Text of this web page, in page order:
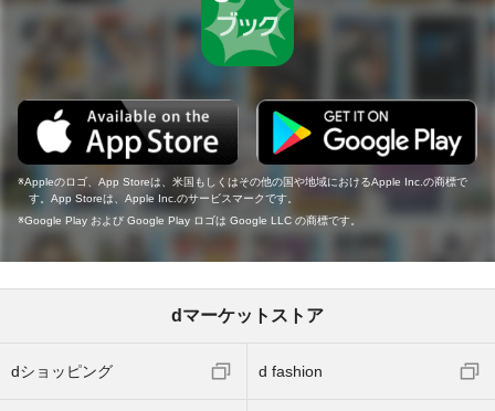
Appleのロゴ、App Storeは、米国もしくはその他の国や地域におけるApple Inc.の商標で
す。App Storeは、Apple Inc.のサービスマークです。
Google Play および Google Play ロゴは Google LLC の商標です。
dマーケットストア
dショッピング d fashion